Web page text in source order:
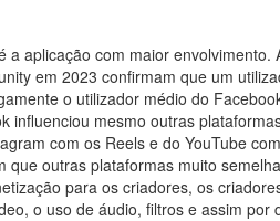
a aplicação com maior
em 2023 confirmam que um
o utilizador médio do
influenciou mesmo outras
com os Reels e do YouTube
que outras plataformas muito
para os criadores, os
o uso de áudio, filtros e assim por